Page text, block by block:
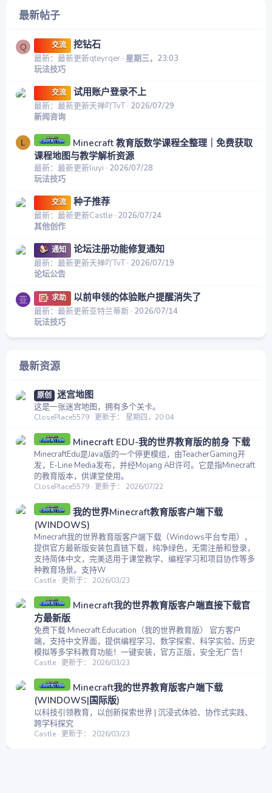
最新帖子
Q 交流 挖钻石
最新：最新更新qteyrqer 星期三，23:03
玩法技巧
交流 试用账户登录不上
最新：最新更新天禅吖TvT 2026/07/29
新闻咨询
L
Minecraft 教育版数学课程全整理｜免费获取
课程地图与教学解析资源
最新：最新更新liuyi
2026/07/28
玩法技巧
交流 种子推荐
最新：最新更新Castle 2026/07/24
其他创作
通知 论坛注册功能修复通知
最新：最新更新天禅吖TvT 2026/07/19
论坛公告
亚 求助 以前申领的体验账户提醒消失了
最新：最新更新亚特兰蒂斯 2026/07/14
玩法技巧
最新资源
原创 迷宫地图
这是一张迷宫地图，拥有多个关卡。
ClosePlace5579 更新于： 星期四，20:04
Minecraft EDU-我的世界教育版的前身 下载
MinecraftEdu是Java版的一个停更模组，由TeacherGaming开
发，E-Line Media发布，并经Mojang AB许可。它是指Minecraft
的教育版本，供课堂使用。
ClosePlace5579 更新于： 2026/07/22
我的世界Minecraft教育版客户端下载
(WINDOWS)
Minecraft我的世界教育版客户端下载（Windows平台专用），
提供官方最新版安装包直链下载，纯净绿色，无需注册和登录，
支持简体中文，完美适用于课堂教学、编程学习和项目协作等多
种教育场景。支持W
Castle 更新于： 2026/03/23
Minecraft我的世界教育版客户端直接下载官
方最新版
免费下载 Minecraft Education（我的世界教育版） 官方客户
端，支持中文界面，提供编程学习、数学探索、科学实验、历史
模拟等多学科教育功能！一键安装，官方正版，安全无广告！
Castle 更新于： 2026/03/23
Minecraft我的世界教育版客户端下载
(WINDOWS|国际版)
以科技引领教育，以创新探索世界 | 沉浸式体验、协作式实践、
跨学科探究
Castle 更新于： 2026/03/23